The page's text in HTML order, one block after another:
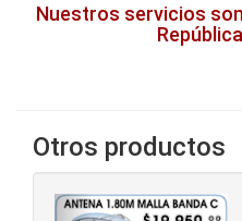
Nuestros servicios
Otros productos